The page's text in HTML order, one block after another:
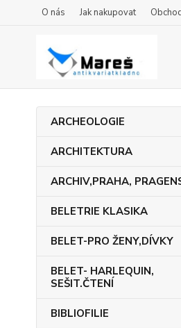
O nás Jak nakupovat
ARCHEOLOGIE
ARCHITEKTURA
ARCHIV,PRAHA,
BELETRIE KLASIKA
BELET-PRO ŽENY,DÍVKY
BELET- HARLEQUIN,
SEŠIT.ČTENÍ
BIBLIOFILIE